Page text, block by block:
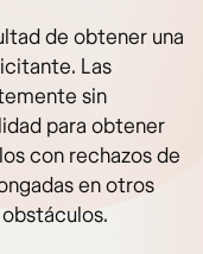
de obtener una
Las
sin
para obtener
con rechazos de
en otros